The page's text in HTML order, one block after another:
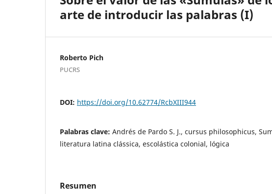
arte de introducir las palabras (I)
Roberto Pich
PUCRS
DOI: https://doi.org/10.62774/RcbXIII944
Palabras clave: Andrés de Pardo S. J., cursus philosophicus,
literatura latina clássica, escolástica colonial, lógica
Resumen